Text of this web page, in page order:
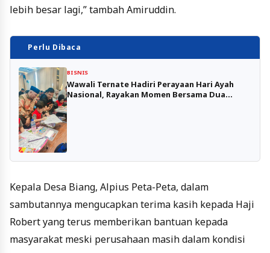
lebih besar lagi,” tambah Amiruddin.
Perlu Dibaca
BISNIS
Wawali Ternate Hadiri Perayaan Hari Ayah
Nasional, Rayakan Momen Bersama Dua
Kepala Desa Biang, Alpius Peta-Peta, dalam
sambutannya mengucapkan terima kasih kepada Haji
Robert yang terus memberikan bantuan kepada
masyarakat meski perusahaan masih dalam kondisi